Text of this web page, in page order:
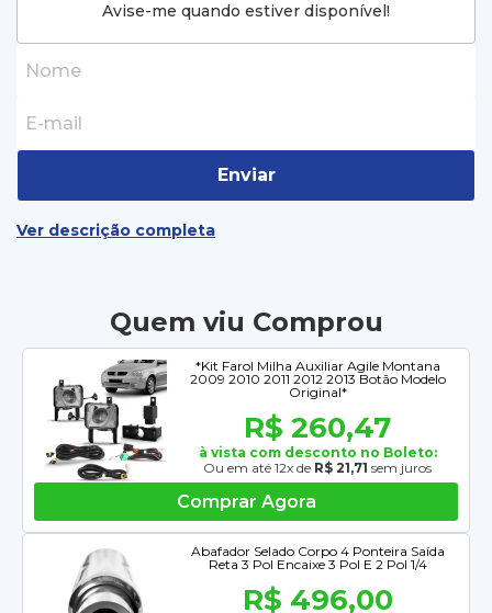
Avise-me quando estiver disponível!
Enviar
Ver descrição completa
Quem viu Comprou
*Kit Farol Milha Auxiliar Agile Montana
2009 2010 2011 2012 2013 Botão Modelo
Original*
R$ 260,47
à vista com desconto no Boleto:
Ou em até 12x de R$ 21,71 sem juros
Comprar Agora
Abafador Selado Corpo 4 Ponteira Saída
Reta 3 Pol Encaixe 3 Pol E 2 Pol 1/4
R$ 496,00